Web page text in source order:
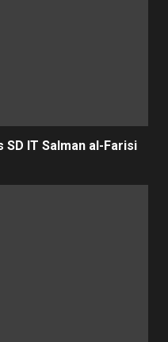
SD IT Salman al-Farisi